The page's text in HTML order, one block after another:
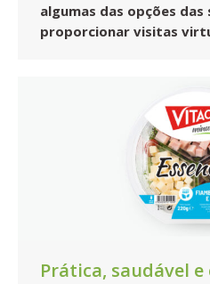
algumas das opções
proporcionar visitas
Prática, saudável